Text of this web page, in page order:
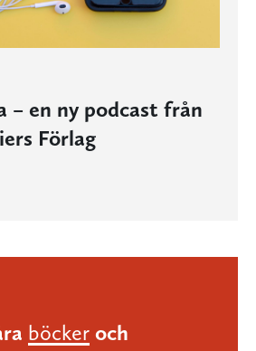
– en ny podcast från
Förlag
böcker och